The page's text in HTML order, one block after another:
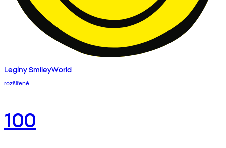
Legíny SmileyWorld
rozšířené
100